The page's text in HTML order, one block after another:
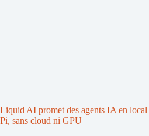
Liquid AI promet des agents IA en local
Pi, sans cloud ni GPU